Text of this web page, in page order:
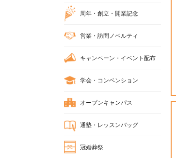
周年・創立・開業記念
営業・訪問ノベルティ
キャンペーン・イベント配布
学会・コンベンション
オープンキャンパス
通塾・レッスンバッグ
冠婚葬祭